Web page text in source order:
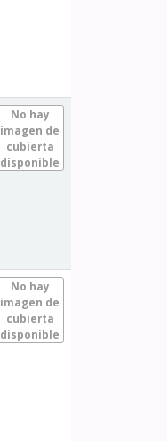
No hay
imagen de
cubierta
disponible
No hay
imagen de
cubierta
disponible